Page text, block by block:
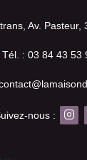
Av. Pasteur,
Tél. : 03 84 43 53
nous :